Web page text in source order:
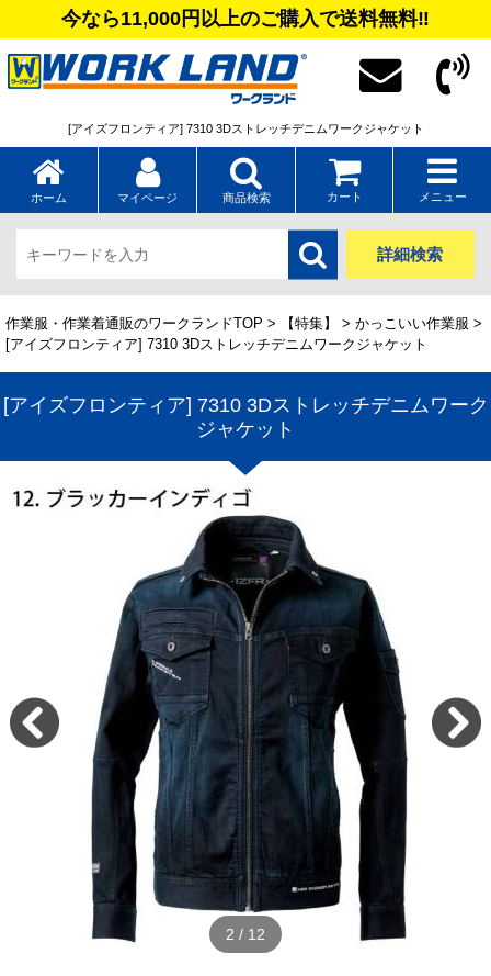
今なら11,000円以上のご購入で送料無料‼
[アイズフロンティア] 7310 3Dストレッチデニムワークジャケット
ホーム マイページ 商品検索 カート メニュー
詳細検索
作業服・作業着通販のワークランドTOP > 【特集】 > かっこいい作業服 >
[アイズフロンティア] 7310 3Dストレッチデニムワークジャケット
[アイズフロンティア] 7310 3Dストレッチデニムワーク
ジャケット
2 / 12